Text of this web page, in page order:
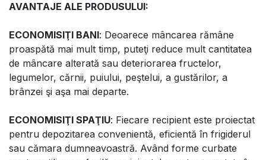
AVANTAJE ALE PRODUSULUI:
ECONOMISIŢI BANI: Deoarece mâncarea rămâne
proaspătă mai mult timp, puteţi reduce mult cantitatea
de mâncare alterată sau deteriorarea fructelor,
legumelor, cărnii, puiului, peştelui, a gustărilor, a
brânzei şi aşa mai departe.
ECONOMISIŢI SPAŢIU: Fiecare recipient este proiectat
pentru depozitarea convenientă, eficientă în frigiderul
sau cămara dumneavoastră. Având forme curbate